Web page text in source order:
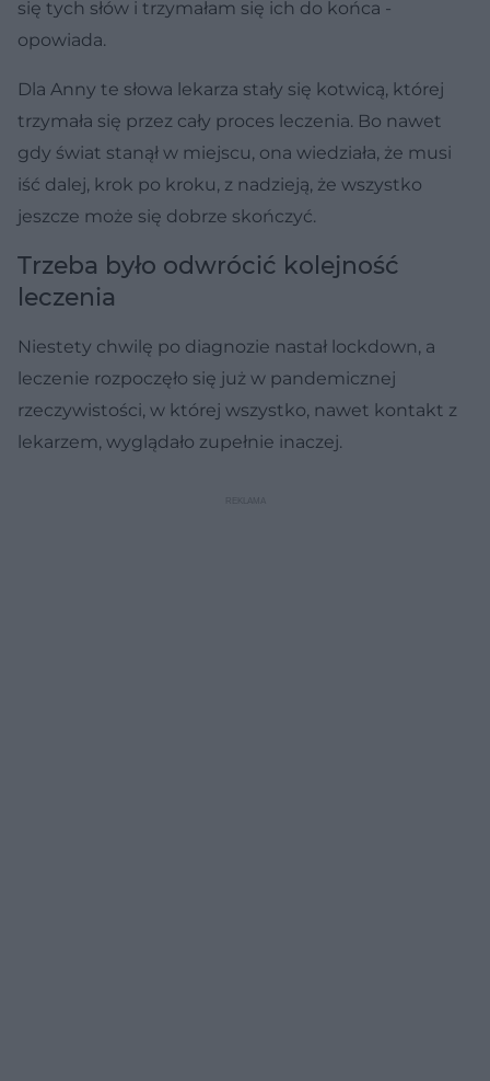
się tych słów i trzymałam się ich do końca -
opowiada.
Dla Anny te słowa lekarza stały się kotwicą, której
trzymała się przez cały proces leczenia. Bo nawet
gdy świat stanął w miejscu, ona wiedziała, że musi
iść dalej, krok po kroku, z nadzieją, że wszystko
jeszcze może się dobrze skończyć.
Trzeba było odwrócić kolejność
leczenia
Niestety chwilę po diagnozie nastał lockdown, a
leczenie rozpoczęło się już w pandemicznej
rzeczywistości, w której wszystko, nawet kontakt z
lekarzem, wyglądało zupełnie inaczej.